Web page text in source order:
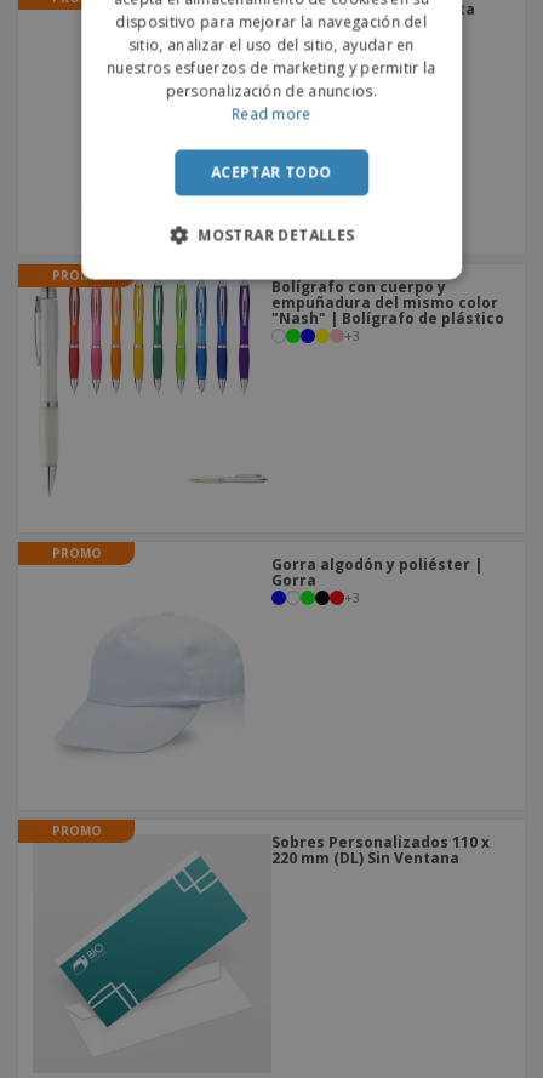
Vaso reutilizable de fiesta
200ml de polipropileno |
Vasos Reutilizables
PROMO
Bolígrafo con cuerpo y
empuñadura del mismo color
"Nash" | Bolígrafo de plástico
+3
PROMO
Gorra algodón y poliéster |
Gorra
+3
PROMO
Sobres Personalizados 110 x
220 mm (DL) Sin Ventana
SPANISH
dispositivo para mejorar la navegación del
sitio, analizar el uso del sitio, ayudar en
nuestros esfuerzos de marketing y permitir la
personalización de anuncios.
Read more
ACEPTAR TODO
MOSTRAR DETALLES